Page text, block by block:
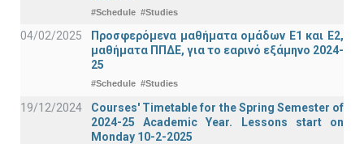
#Schedule #Studies
04/02/2025
Προσφερόμενα μαθήματα ομάδων Ε1 και Ε2,
μαθήματα ΠΠΔΕ, για το εαρινό εξάμηνο 2024-
25
#Schedule #Studies
19/12/2024
Courses' Timetable for the Spring Semester of
2024-25 Academic Year. Lessons start on
Monday 10-2-2025